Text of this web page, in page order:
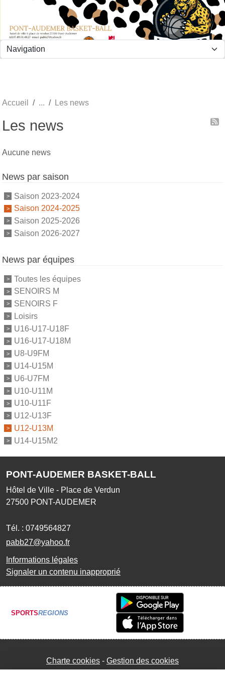
Accueil Les news
Les news
Aucune news
News par saison
Saison 2023-2024
Saison 2024-2025
Saison 2025-2026
Saison 2026-2027
News par équipes
Toutes les équipes
SENOIRS M
SENOIRS F
Loisirs
U16-U17-U18F
U16-U17-U18M
U8-U9FM
U14-U15M
U6-U7FM
U10-U11M
U10-U11F
U12-U13F
U12-U13M
U14-U15M2
PONT-AUDEMER BASKET-BALL
Hôtel de Ville - Place de Verdun
27500 PONT-AUDEMER
Tél. : 0749564827
pabb27@yahoo.fr
Informations légales
Signaler un contenu inapproprié
SPORTSREGIONS
Charte cookies Gestion des cookies
Panneau de gestion des cookies